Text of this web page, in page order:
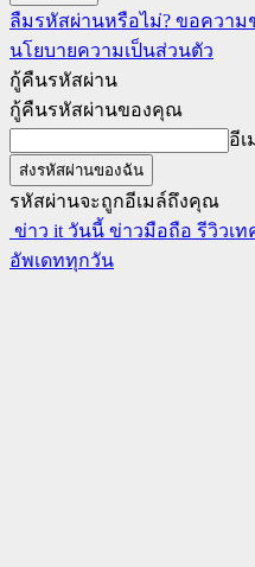
ลืมรหัสผ่านหรือไม่? ขอความ
นโยบายความเป็นส่วนตัว
กู้คืนรหัสผ่าน
กู้คืนรหัสผ่านของคุณ
อี
รหัสผ่านจะถูกอีเมล์ถึงคุณ
ข่าว it วันนี้ ข่าวมือถือ รีวิวเ
อัพเดททุกวัน